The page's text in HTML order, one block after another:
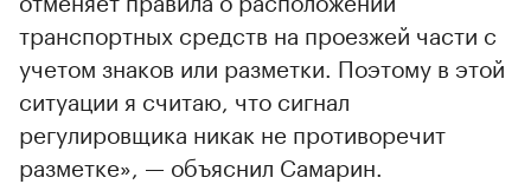
транспортных средств на проезжей части с
учетом знаков или разметки. Поэтому в этой
ситуации я считаю, что сигнал
регулировщика никак не противоречит
разметке», — объяснил Самарин.